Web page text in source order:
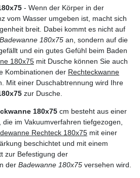
- Wenn der Körper in der
vom Wasser umgeben ist, macht sich
breit. Dabei kommt es nicht auf
180x75 an, sondern auf die
und ein gutes Gefühl beim Baden
180x75 mit Dusche können Sie auch
Kombinationen der Rechteckwanne
Mit einer Duschabtrennung wird Ihre
zur Dusche.
180x75 cm besteht aus einer
im Vakuumverfahren tiefgezogen,
Rechteck 180x75 mit einer
beschichtet und mit einem
zur Befestigung der
der Badewanne 180x75 versehen wird.